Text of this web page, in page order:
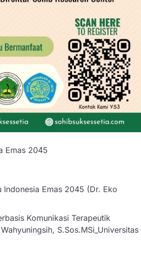
Emas 2045
Indonesia Emas 2045 (Dr. Eko
Komunikasi Terapeutik
S.Sos.MSi_Universitas